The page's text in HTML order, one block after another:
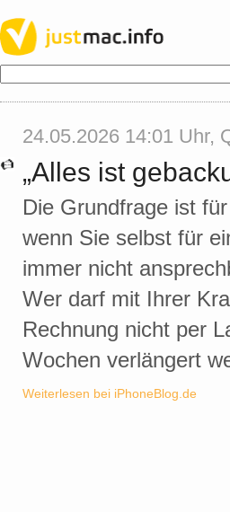
24.05.2026 14:01 Uhr,
„Alles ist
Die Grundfrage ist
wenn Sie selbst für
immer nicht
Wer darf mit Ihrer
Rechnung nicht per
Wochen verlängert
Weiterlesen bei iPhoneBlog.de